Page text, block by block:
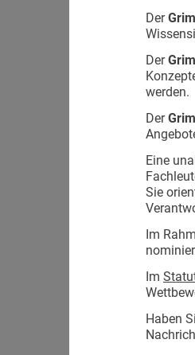
Der
Der
werden.
Der
Eine
Sie
Im
Im
Haben